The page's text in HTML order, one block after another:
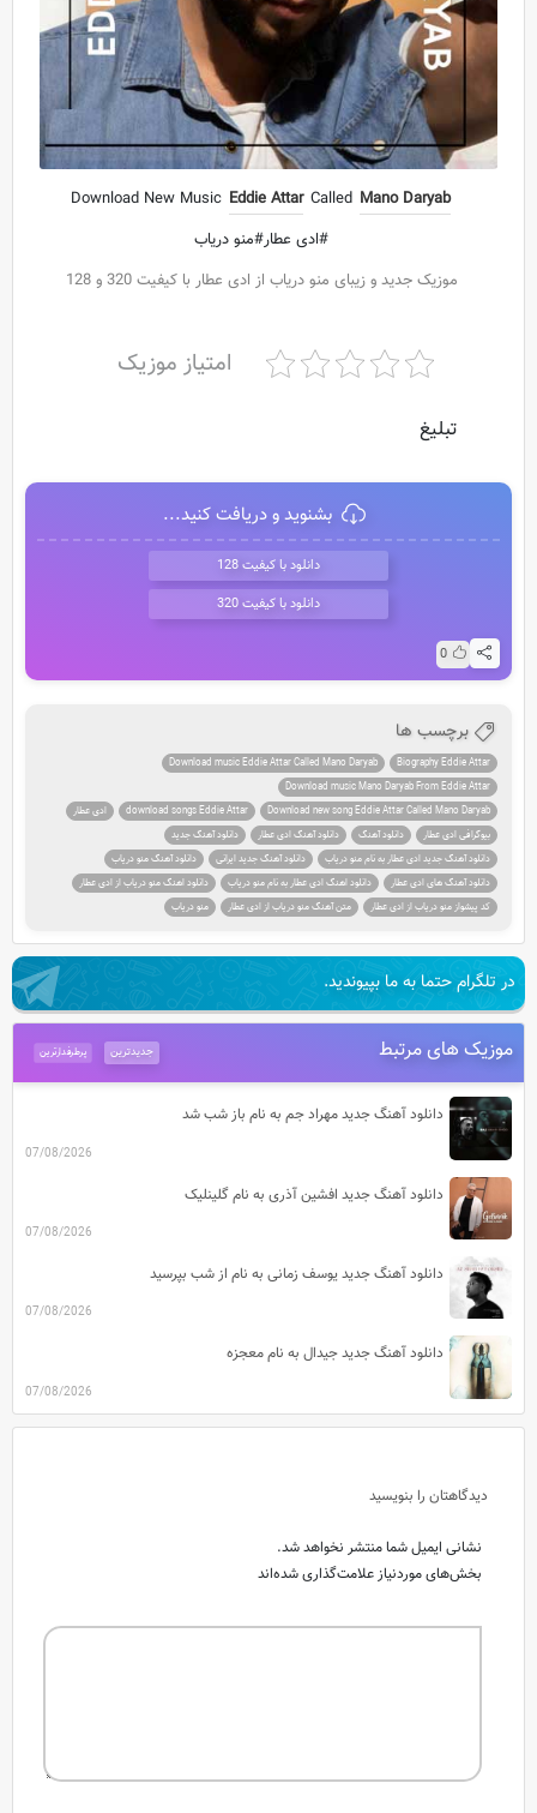
Download New Music Eddie Attar Called Mano Daryab
#ادی عطار#منو دریاب
موزیک جدید و زیبای منو دریاب از ادی عطار با کیفیت 320 و 128
امتیاز موزیک
تبلیغ
بشنوید و دریافت کنید...
دانلود با کیفیت 128
دانلود با کیفیت 320
0
برچسب ها
Biography Eddie Attar
Download music Eddie Attar Called Mano Daryab
Download music Mano Daryab From Eddie Attar
Download new song Eddie Attar Called Mano Daryab
download songs Eddie Attar
ادی عطار
بیوگرافی ادی عطار
دانلود آهنگ دانلود آهنگ ادی عطار
دانلود آهنگ جدید
دانلود آهنگ جدید ادی عطار به نام منو دریاب
دانلود آهنگ جدید ایرانی
دانلود آهنگ منو دریاب
دانلود آهنگ های ادی عطار
دانلود اهنگ ادی عطار به نام منو دریاب
دانلود اهنگ منو دریاب از ادی عطار
کد پیشواز منو دریاب از ادی عطار
متن آهنگ منو دریاب از ادی عطار منو دریاب
در تلگرام حتما به ما بپیوندید.
موزیک های مرتبط پرطرفدارترین جدیدترین
دانلود آهنگ جدید مهراد جم به نام باز شب شد
07/08/2026
دانلود آهنگ جدید افشین آذری به نام گلینلیک
07/08/2026
دانلود آهنگ جدید یوسف زمانی به نام از شب بپرسید
07/08/2026
دانلود آهنگ جدید جیدال به نام معجزه
07/08/2026
دیدگاهتان را بنویسید
نشانی ایمیل شما منتشر نخواهد شد.
بخش‌های موردنیاز علامت‌گذاری شده‌اند